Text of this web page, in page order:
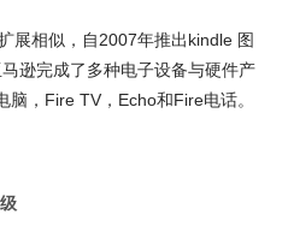
展相似，自2007年推出kindle 图
逊完成了多种电子设备与硬件产
，Fire TV，Echo和Fire电话。